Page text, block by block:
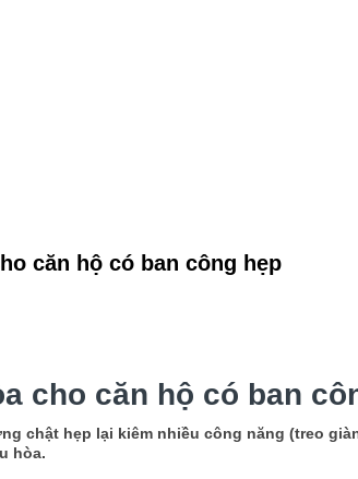
căn hộ có ban công hẹp
cho căn hộ có ban
chật hẹp lại kiêm nhiều công năng (treo
hòa.